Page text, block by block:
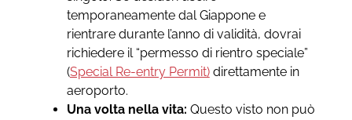
temporaneamente dal Giappone e
rientrare durante l’anno di validità, dovrai
richiedere il “permesso di rientro speciale”
(Special Re-entry Permit)direttamente in
aeroporto.
Una volta nella vita: Questo visto non può